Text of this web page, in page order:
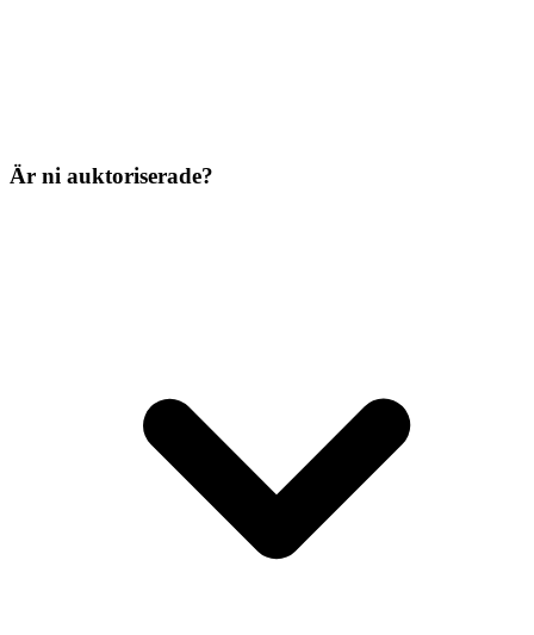
Är ni auktoriserade?